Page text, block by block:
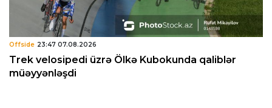
Offside 23:47 07.08.2026
Trek velosipedi üzrə Ölkə Kubokunda qaliblər
müəyyənləşdi